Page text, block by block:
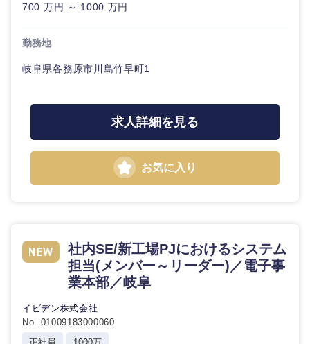
中国・四国地方
香川県 愛媛県
高知県
700 万円 ～ 1000 万円
勤務地
岐阜県各務原市川島竹早町1
求人詳細を見る
お気に入り
社内SE/新工場PJにおけるシステム
担当(メンバー～リーダー)／電子事
業本部／岐阜
イビデン株式会社
No. 01009183000060
正社員
1000万